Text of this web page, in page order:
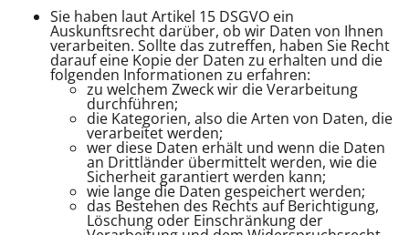
Sie haben laut Artikel 15 DSGVO ein
Auskunftsrecht darüber, ob wir Daten von Ihnen
verarbeiten. Sollte das zutreffen, haben Sie Recht
darauf eine Kopie der Daten zu erhalten und die
folgenden Informationen zu erfahren:
zu welchem Zweck wir die Verarbeitung
durchführen;
die Kategorien, also die Arten von Daten, die
verarbeitet werden;
wer diese Daten erhält und wenn die Daten
an Drittländer übermittelt werden, wie die
Sicherheit garantiert werden kann;
wie lange die Daten gespeichert werden;
das Bestehen des Rechts auf Berichtigung,
Löschung oder Einschränkung der